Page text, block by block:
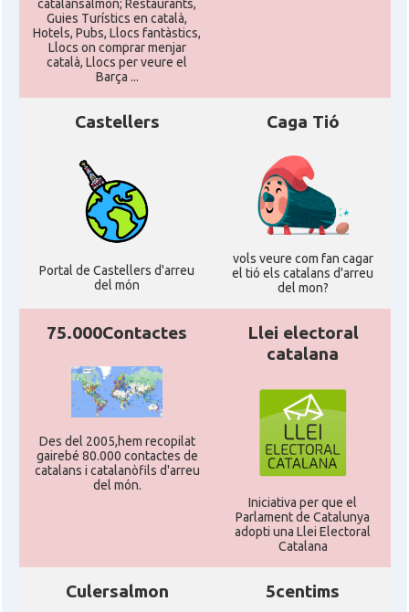
catalansalmon; Restaurants,
Guies Turístics en català,
Hotels, Pubs, Llocs fantàstics,
Llocs on comprar menjar
català, Llocs per veure el
Barça ...
Castellers
Portal de Castellers d'arreu
del món
Caga Tió
vols veure com fan cagar
el tió els catalans d'arreu
del mon?
75.000Contactes
Des del 2005,hem recopilat
gairebé 80.000 contactes de
catalans i catalanòfils d'arreu
del món.
Llei electoral
catalana
Iniciativa per que el
Parlament de Catalunya
adopti una Llei Electoral
Catalana
Culersalmon 5centims